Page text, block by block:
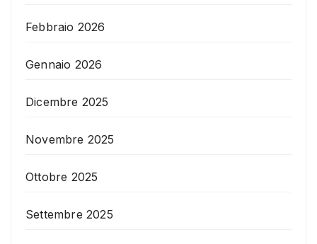
Febbraio 2026
Gennaio 2026
Dicembre 2025
Novembre 2025
Ottobre 2025
Settembre 2025